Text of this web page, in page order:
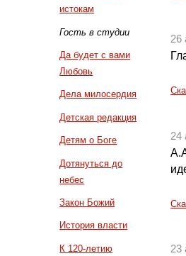
истокам
Гость в студии
Да будет с вами
Любовь
Дела милосердия
Детская редакция
Детям о Боге
Дотянуться до
небес
Закон Божий
История власти
К 120-летию
26
24
23